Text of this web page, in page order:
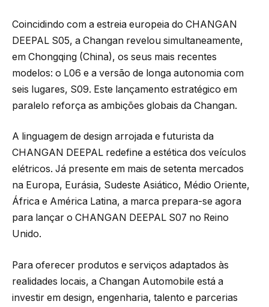
Coincidindo com a estreia europeia do CHANGAN
DEEPAL S05, a Changan revelou simultaneamente,
em Chongqing (China), os seus mais recentes
modelos: o L06 e a versão de longa autonomia com
seis lugares, S09. Este lançamento estratégico em
paralelo reforça as ambições globais da Changan.
A linguagem de design arrojada e futurista da
CHANGAN DEEPAL redefine a estética dos veículos
elétricos. Já presente em mais de setenta mercados
na Europa, Eurásia, Sudeste Asiático, Médio Oriente,
África e América Latina, a marca prepara-se agora
para lançar o CHANGAN DEEPAL S07 no Reino
Unido.
Para oferecer produtos e serviços adaptados às
realidades locais, a Changan Automobile está a
investir em design, engenharia, talento e parcerias